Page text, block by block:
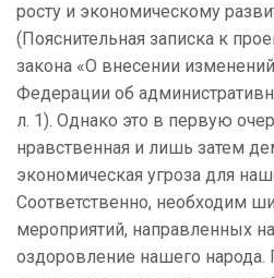
росту и экономическому
(Пояснительная записка к
закона «О внесении
Федерации об
л. 1). Однако это в первую
нравственная и лишь затем
экономическая угроза для
Соответственно, необходим
мероприятий, направленных
оздоровление нашего народа.